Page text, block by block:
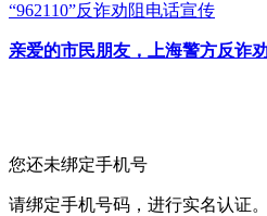
“962110”反诈劝阻电话宣传
亲爱的市民朋友，上海警方反诈
您还未绑定手机号
请绑定手机号码，进行实名认证。